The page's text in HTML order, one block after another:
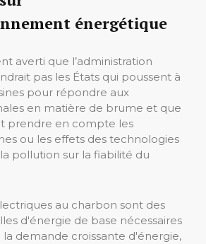
énergétique
averti que l’administration
pas les États qui poussent à
pour répondre aux
en matière de brume et que
prendre en compte les
ou les effets des technologies
pollution sur la fiabilité du
au charbon sont des
d'énergie de base nécessaires
demande croissante d'énergie,